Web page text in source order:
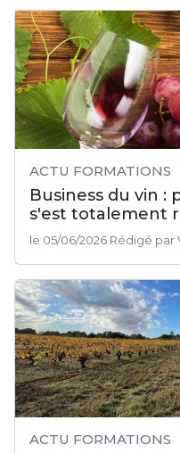
ACTU FORMATIONS
Business du vin :
s'est totalement
le 05/06/2026 Rédigé par
ACTU FORMATIONS